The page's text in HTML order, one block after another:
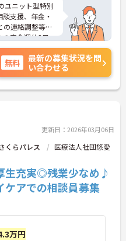
ユニット型特別
支援、年金・
の連絡調整等幅
の完全週休2日
ークライフバ
興味のある方に
詳細をお話しい
い！
無料
最新の募集状況を問
い合わせる
更新日：2026年03月06日
くらパレス
医療法人社団悠愛
生充実◎残業少なめ♪
ケアでの相談員募集
万円